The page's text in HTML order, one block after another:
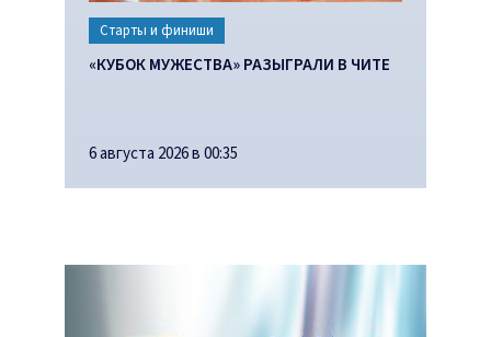
Старты и финиши
«КУБОК МУЖЕСТВА» РАЗЫГРАЛИ В ЧИТЕ
6 августа 2026 в 00:35